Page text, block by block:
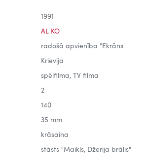
1991
AL KO
radošā apvienība "Ekrāns"
Krievija
spēlfilma, TV filma
2
140
35 mm
krāsaina
stāsts "Maikls, Džerija brālis"